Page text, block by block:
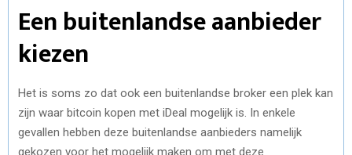
Een buitenlandse aanbieder
kiezen
Het is soms zo dat ook een buitenlandse broker een plek kan
zijn waar bitcoin kopen met iDeal mogelijk is. In enkele
gevallen hebben deze buitenlandse aanbieders namelijk
gekozen voor het mogelijk maken om met deze